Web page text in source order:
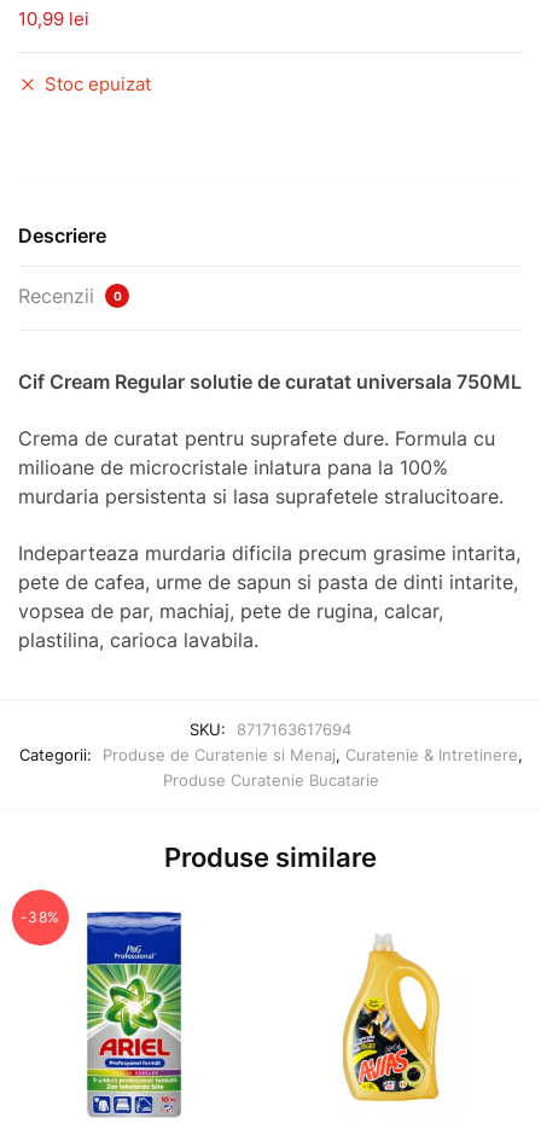
10,99 lei
Stoc epuizat
Descriere
Recenzii 0
Cif Cream Regular solutie de curatat universala 750ML
Crema de curatat pentru suprafete dure. Formula cu
milioane de microcristale inlatura pana la 100%
murdaria persistenta si lasa suprafetele stralucitoare.
Indeparteaza murdaria dificila precum grasime intarita,
pete de cafea, urme de sapun si pasta de dinti intarite,
vopsea de par, machiaj, pete de rugina, calcar,
plastilina, carioca lavabila.
SKU:
8717163617694
Categorii:
Produse de Curatenie si Menaj, Curatenie & Intretinere,
Produse Curatenie Bucatarie
Produse similare
-38%